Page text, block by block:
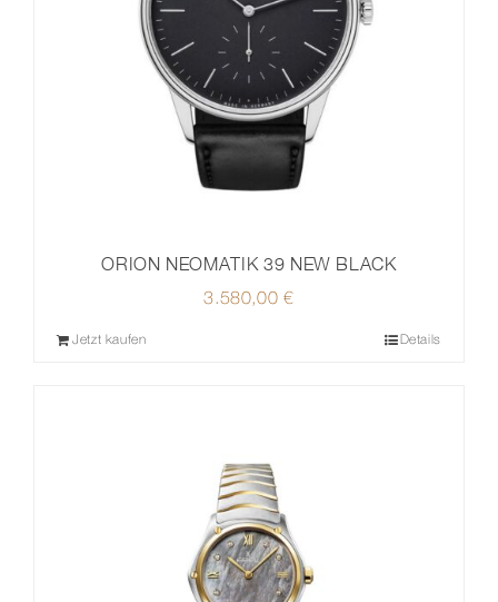
ORION NEOMATIK 39 NEW BLACK
3.580,00€
Jetzt kaufen Details